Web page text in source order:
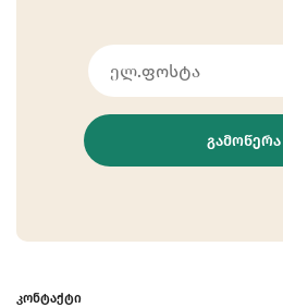
ᲒᲐᲛᲝᲬᲔᲠᲐ
ᲙᲝᲜᲢᲐᲥᲢᲘ